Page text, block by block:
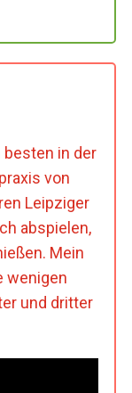
in der
von
Leipziger
abspielen,
Mein
wenigen
und dritter